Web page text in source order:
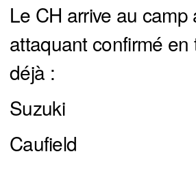
Le CH arrive au camp
attaquant confirmé en
déjà :
Suzuki
Caufield